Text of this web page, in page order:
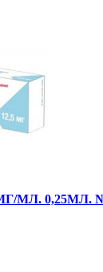
МЛ. 0,25МЛ.